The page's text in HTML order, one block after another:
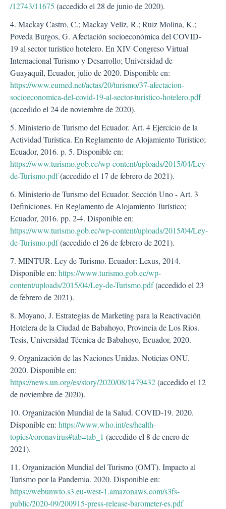
/12743/11675 (accedido el 28 de junio de 2020).
4. Mackay Castro, C.; Mackay Velíz, R.; Ruiz Molina, K.;
Poveda Burgos, G. Afectación socioeconómica del COVID-
19 al sector turístico hotelero. En XIV Congreso Virtual
Internacional Turismo y Desarrollo; Universidad de
Guayaquil, Ecuador, julio de 2020. Disponible en:
https://www.eumed.net/actas/20/turismo/37-afectacion-
socioeconomica-del-covid-19-al-sector-turistico-hotelero.pdf
(accedido el 24 de noviembre de 2020).
5. Ministerio de Turismo del Ecuador. Art. 4 Ejercicio de la
Actividad Turística. En Reglamento de Alojamiento Turístico;
Ecuador, 2016. p. 5. Disponible en:
https://www.turismo.gob.ec/wp-content/uploads/2015/04/Ley-
de-Turismo.pdf(accedido el 17 de febrero de 2021).
6. Ministerio de Turismo del Ecuador. Sección Uno - Art. 3
Definiciones. En Reglamento de Alojamiento Turístico;
Ecuador, 2016. pp. 2-4. Disponible en:
https://www.turismo.gob.ec/wp-content/uploads/2015/04/Ley-
de-Turismo.pdf(accedido el 26 de febrero de 2021).
7. MINTUR. Ley de Turismo. Ecuador: Lexus, 2014.
Disponible en: https://www.turismo.gob.ec/wp-
content/uploads/2015/04/Ley-de-Turismo.pdf(accedido el 23
de febrero de 2021).
8. Moyano, J. Estrategias de Marketing para la Reactivación
Hotelera de la Ciudad de Babahoyo, Provincia de Los Ríos.
Tesis, Universidad Técnica de Babahoyo, Ecuador, 2020.
9. Organización de las Naciones Unidas. Noticias ONU.
2020. Disponible en:
https://news.un.org/es/story/2020/08/1479432(accedido el 12
de noviembre de 2020).
10. Organización Mundial de la Salud. COVID-19. 2020.
Disponible en: https://www.who.int/es/health-
topics/coronavirus#tab=tab_1 (accedido el 8 de enero de
2021).
11. Organización Mundial del Turismo (OMT). Impacto al
Turismo por la Pandemia. 2020. Disponible en:
https://webunwto.s3.eu-west-1.amazonaws.com/s3fs-
public/2020-09/200915-press-release-barometer-es.pdf